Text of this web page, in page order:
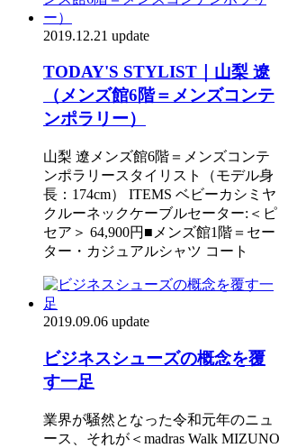
2019.12.21 update
TODAY'S STYLIST｜山梨 遼
（メンズ館6階＝メンズコンテ
ンポラリー）
山梨 遼メンズ館6階＝メンズコンテ
ンポラリースタイリスト（モデル身
長：174cm） ITEMS ベビーカシミヤ
クルーネックケーブルセーター:＜ピ
セア＞ 64,900円■メンズ館1階＝セー
ター・カジュアルシャツ コート
2019.09.06 update
ビジネスシューズの概念を覆
す一足
業界が騒然となった令和元年のニュ
ース、それが＜madras Walk MIZUNO